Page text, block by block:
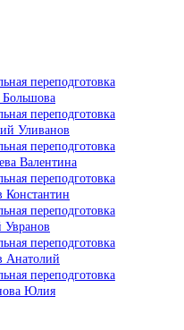
переподготовка
переподготовка
Уливанов
переподготовка
Валентина
переподготовка
Константин
переподготовка
Увранов
переподготовка
Анатолий
переподготовка
Юлия